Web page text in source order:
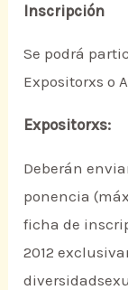
Inscripción
Se podrá
Expositorxs o
Expositorxs:
Deberán
ponencia
ficha de
2012